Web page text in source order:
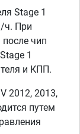
Stage 1
ч. При
чип
1
и КПП.
2012, 2013,
путем